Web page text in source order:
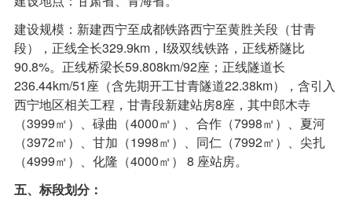
建设规模：新建西宁至成都铁路西宁至黄胜关段（甘青
段），正线全长329.9km，Ⅰ级双线铁路，正线桥隧比
90.8%。正线桥梁长59.808km/92座；正线隧道长
236.44km/51座（含先期开工甘青隧道22.38km），含引入
西宁地区相关工程，甘青段新建站房8座，其中郎木寺
（3999㎡）、碌曲（4000㎡）、合作（7998㎡）、夏河
（3972㎡）、甘加（1998㎡）、同仁（7992㎡）、尖扎
（4999㎡）、化隆（4000㎡） 8 座站房。
五、标段划分：